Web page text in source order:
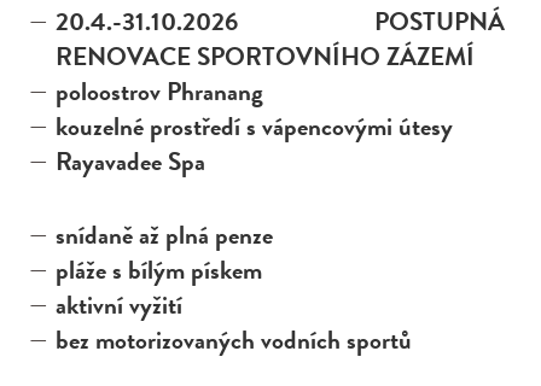
20.4.-31.10.2026 POSTUPNÁ
RENOVACE SPORTOVNÍHO ZÁZEMÍ
poloostrov Phranang
kouzelné prostředí s vápencovými útesy
Rayavadee Spa
snídaně až plná penze
pláže s bílým pískem
aktivní vyžití
bez motorizovaných vodních sportů